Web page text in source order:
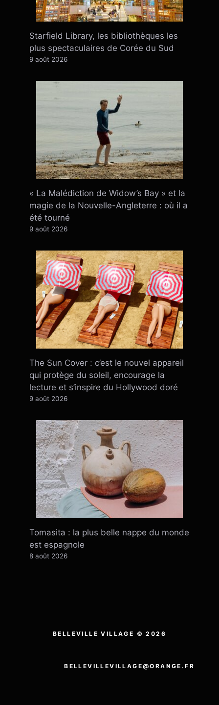
Starfield Library, les bibliothèques les
plus spectaculaires de Corée du Sud
9 août 2026
« La Malédiction de Widow’s Bay » et la
magie de la Nouvelle-Angleterre : où il a
été tourné
9 août 2026
The Sun Cover : c’est le nouvel appareil
qui protège du soleil, encourage la
lecture et s’inspire du Hollywood doré
9 août 2026
Tomasita : la plus belle nappe du monde
est espagnole
8 août 2026
BELLEVILLE VILLAGE © 2026
BELLEVILLEVILLAGE@ORANGE.FR